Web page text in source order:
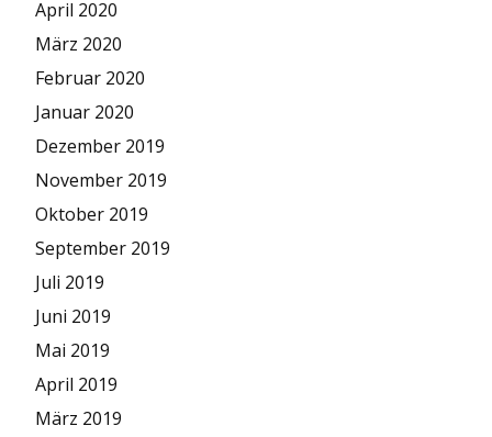
April 2020
März 2020
Februar 2020
Januar 2020
Dezember 2019
November 2019
Oktober 2019
September 2019
Juli 2019
Juni 2019
Mai 2019
April 2019
März 2019